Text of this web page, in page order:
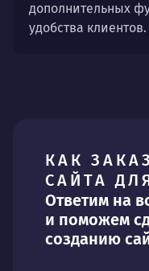
дополнительных
удобства клиентов.
КАК
САЙТА
Ответим на
и поможем
созданию